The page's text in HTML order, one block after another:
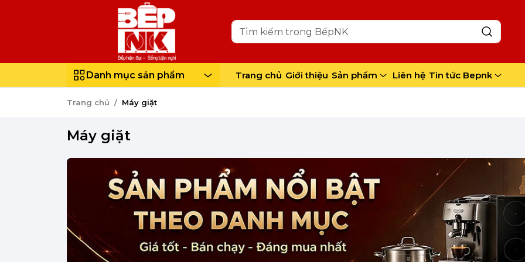
Danh mục sản phẩm Trang chủ Giới thiệu Sản phẩm Liên hệ Tin tức Bepnk
Trang chủ Máy giặt
Máy giặt